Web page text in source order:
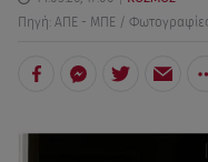
Πηγή: ΑΠΕ - ΜΠΕ /